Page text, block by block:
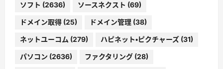
ソフト (2636) ソースネクスト (69)
ドメイン取得 (25) ドメイン管理 (38)
ネットユーコム (279) ハピネット・ピクチャーズ (31)
パソコン (2636) ファクタリング (28)